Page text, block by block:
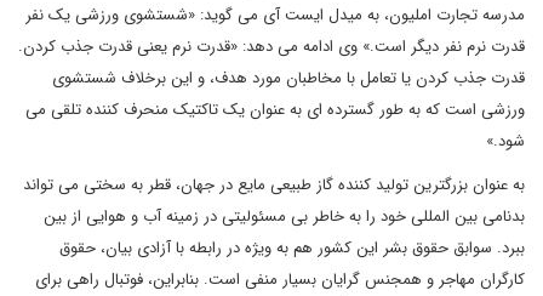
مدرسه تجارت املیون، به میدل ایست آی می گوید: «شستشوی ورزشی یک نفر
قدرت نرم نفر دیگر است.» وی ادامه می دهد: «قدرت نرم یعنی قدرت جذب کردن.
قدرت جذب کردن یا تعامل با مخاطبان مورد هدف، و این برخلاف شستشوی
ورزشی است که به طور گسترده ای به عنوان یک تاکتیک منحرف کننده تلقی می
شود.»
به عنوان بزرگترین تولید کننده گاز طبیعی مایع در جهان، قطر به سختی می تواند
بدنامی بین المللی خود را به خاطر بی مسئولیتی در زمینه آب و هوایی از بین
ببرد. سوابق حقوق بشر این کشور هم به ویژه در رابطه با آزادی بیان، حقوق
کارگران مهاجر و همجنس گرایان بسیار منفی است. بنابراین، فوتبال راهی برای